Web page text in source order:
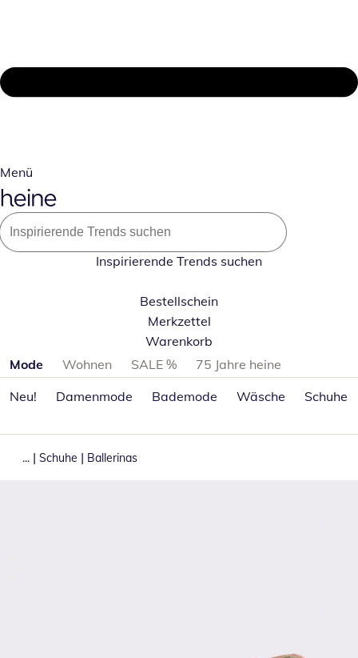
Menü
Inspirierende Trends suchen
Bestellschein
Merkzettel
Warenkorb
Produktkategorien überspringen
Mode Wohnen SALE %
75 Jahre heine
Neu!
Damenmode Bademode Wäsche Schuhe
... | Schuhe | Ballerinas